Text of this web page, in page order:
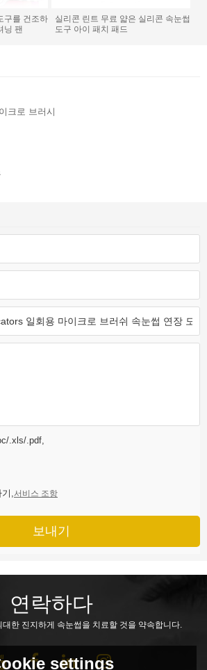
구를 건조하
닝 팬
실리콘 린트 무료 얇은 실리콘 속눈썹
도구 아이 패치 패드
크로 브러시
.xls/.pdf,
, 서비스 조항
보내기
연락하다
한 진지하게 속눈썹을 치료할 것을 약속합니다.
settings